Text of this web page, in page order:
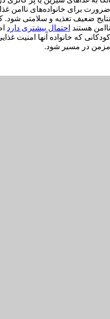
ضرورت برای خانواده‌های ناامن
نتایج ضعیف تغذیه و سلامتی شود.
ناامن هستند احتمال بیشتری دارد
کودکانی که خانواده آنها امنیت
مزمن در مسیر شود.